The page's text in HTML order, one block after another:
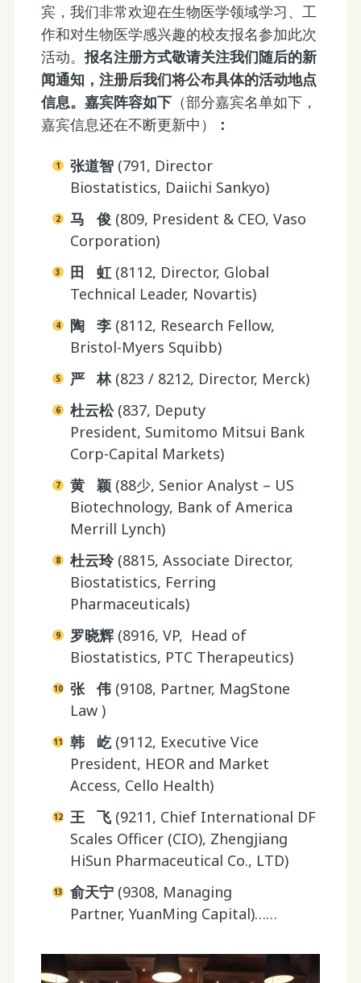
宾，我们非常欢迎在生物医学领域学习、工
作和对生物医学感兴趣的校友报名参加此次
活动。 报名注册方式敬请关注我们随后的新
闻通知，注册后我们将公布具体的活动地点
信息。嘉宾阵容如下（部分嘉宾名单如下，
嘉宾信息还在不断更新中）
：
张道智(791, Director
Biostatistics, Daiichi Sankyo)
马 俊 (809, President & CEO, Vaso
Corporation)
田 虹(8112, Director, Global
Technical Leader, Novartis)
陶 李(8112, Research Fellow,
Bristol-Myers Squibb)
严 林(823 / 8212, Director, Merck)
杜云松 (837, Deputy
President, Sumitomo Mitsui Bank
Corp-Capital Markets)
黄 颖(88少, Senior Analyst – US
Biotechnology, Bank of America
Merrill Lynch)
杜云玲(8815, Associate Director,
Biostatistics, Ferring
Pharmaceuticals)
罗晓辉(8916, VP, Head of
Biostatistics, PTC Therapeutics)
张 伟 (9108, Partner, MagStone
Law )
韩 屹 (9112, Executive Vice
President, HEOR and Market
Access, Cello Health)
王 飞(9211, Chief International DF
Scales Officer (CIO), Zhengjiang
HiSun Pharmaceutical Co., LTD)
俞天宁(9308, Managing
Partner, YuanMing Capital)……